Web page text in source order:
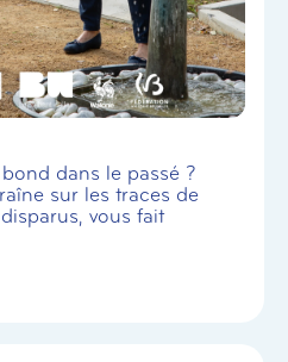
dans le passé ?
sur les traces de
vous fait